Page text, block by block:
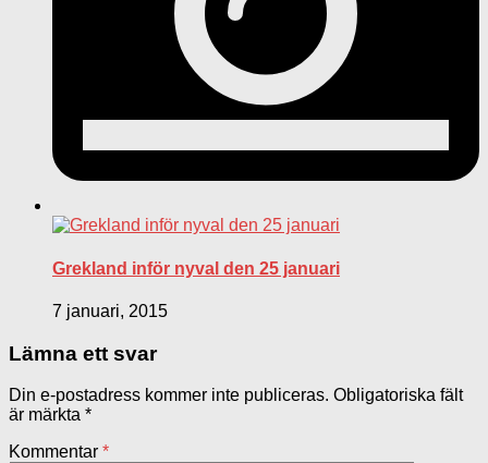
Grekland inför nyval den 25 januari
7 januari, 2015
Lämna ett svar
Din e-postadress kommer inte publiceras. Obligatoriska fält
är märkta *
Kommentar *